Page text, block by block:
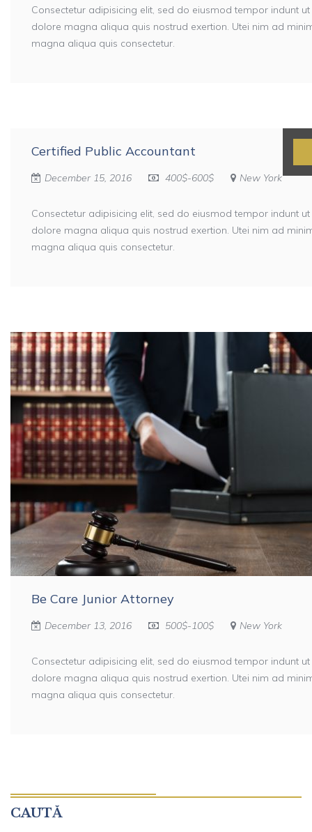
Consectetur adipisicing elit, sed do eiusmod tempor indunt
dolore magna aliqua quis nostrud exertion. Utei nim ad
magna aliqua quis consectetur.
Certified Public Accountant
December 15, 2016 400$-600$ New York
Consectetur adipisicing elit, sed do eiusmod tempor indunt
dolore magna aliqua quis nostrud exertion. Utei nim ad
magna aliqua quis consectetur.
Be Care Junior Attorney
December 13, 2016 500$-100$ New York
Consectetur adipisicing elit, sed do eiusmod tempor indunt
dolore magna aliqua quis nostrud exertion. Utei nim ad
magna aliqua quis consectetur.
CAUTĂ